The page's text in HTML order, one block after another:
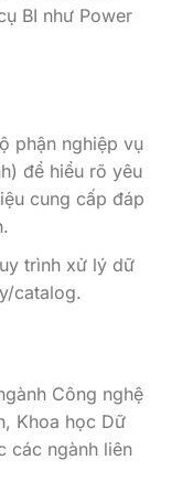
BI như Power
phận nghiệp vụ
để hiểu rõ yêu
cung cấp đáp
trình xử lý dữ
catalog.
Công nghệ
Khoa học Dữ
các ngành liên